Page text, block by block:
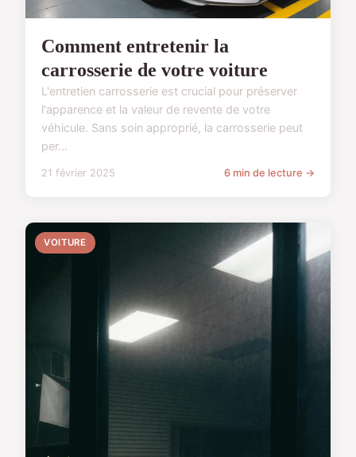
Comment entretenir la
carrosserie de votre voiture
L'entretien carrosserie est crucial pour préserver
l'apparence et la valeur de revente de votre
véhicule. Sans soin approprié, la carrosserie peut
per...
21 février 2025 6 min de lecture →
VOITURE